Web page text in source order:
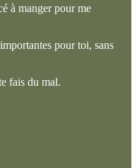
à manger pour me
pour toi, sans
fais du mal.